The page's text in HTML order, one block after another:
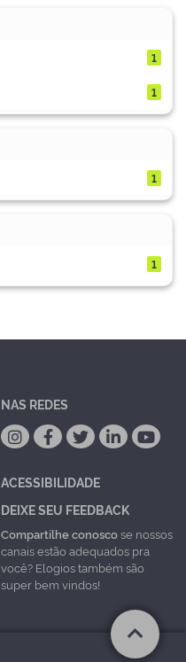
1
1
1
1
NAS REDES
ACESSIBILIDADE
DEIXE SEU FEEDBACK
Compartilhe conoscose nossos
canais estão adequados pra
você? Elogios também são
super bem vindos!